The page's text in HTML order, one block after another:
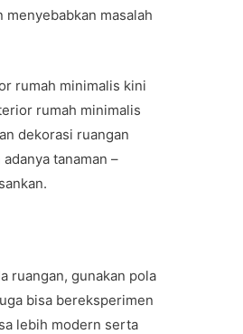
menyebabkan masalah
rumah minimalis kini
rumah minimalis
dekorasi ruangan
tanaman –
ruangan, gunakan pola
bisa bereksperimen
lebih modern serta